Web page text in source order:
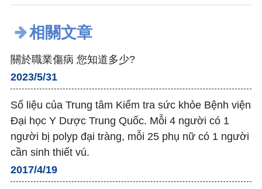
相關文章
關於職業傷病 您知道多少?
2023/5/31
Số liệu của Trung tâm Kiểm tra sức khỏe Bệnh viện
Đại học Y Dược Trung Quốc. Mỗi 4 người có 1
người bị polyp đại tràng, mỗi 25 phụ nữ có 1 người
cần sinh thiết vú.
2017/4/19